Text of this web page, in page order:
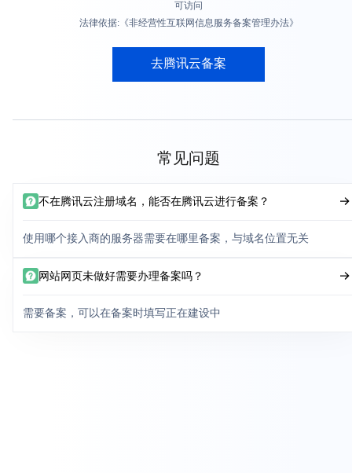
可访问
法律依据:《非经营性互联网信息服务备案管理办法》
去腾讯云备案
常见问题
不在腾讯云注册域名，能否在腾讯云进行备案？
使用哪个接入商的服务器需要在哪里备案，与域名位置无关
网站网页未做好需要办理备案吗？
需要备案，可以在备案时填写正在建设中